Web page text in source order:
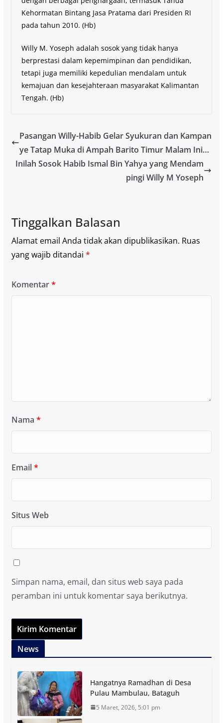
Kehormatan Bintang Jasa Pratama dari Presiden RI
pada tahun 2010. (Hb)
Willy M. Yoseph adalah sosok yang tidak hanya
berprestasi dalam kepemimpinan dan pendidikan,
tetapi juga memiliki kepedulian mendalam untuk
kemajuan dan kesejahteraan masyarakat Kalimantan
Tengah. (Hb)
Pasangan Willy-Habib Gelar Syukuran dan Kampan
ye Tatap Muka di Ampah Barito Timur Malam Ini…
Inilah Sosok Habib Ismal Bin Yahya yang Mendam
pingi Willy M Yoseph
Tinggalkan Balasan
Alamat email Anda tidak akan dipublikasikan. Ruas
yang wajib ditandai *
Komentar*
Nama *
Email*
Situs Web
Simpan nama, email, dan situs web saya pada
peramban ini untuk komentar saya berikutnya.
News
Hangatnya Ramadhan di Desa
Pulau Mambulau, Bataguh
5 Maret, 2026, 5:01 pm